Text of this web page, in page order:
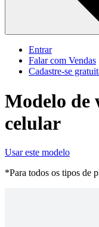
Entrar
Falar com Vendas
Cadastre‐se
Modelo de
celular
Usar este modelo
*Para todos os tipos de